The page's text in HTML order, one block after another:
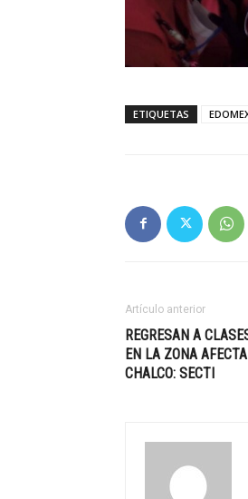
ETIQUETAS
Artículo anterior
REGRESAN A
EN LA ZONA
CHALCO: SECTI